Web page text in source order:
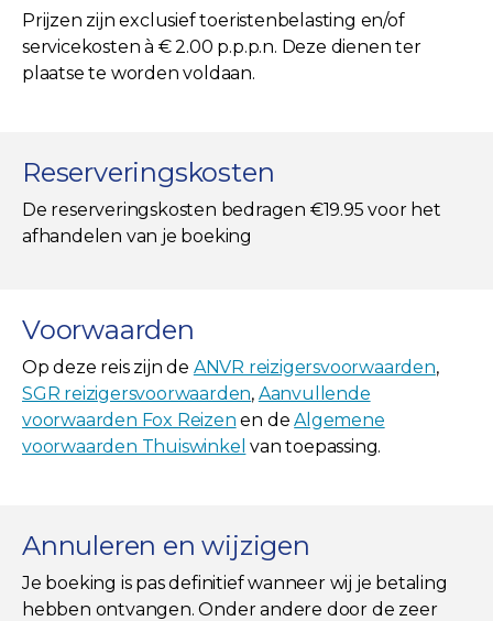
Prijzen zijn exclusief toeristenbelasting en/of
servicekosten à € 2.00 p.p.p.n. Deze dienen ter
plaatse te worden voldaan.
Reserveringskosten
De reserveringskosten bedragen €19.95 voor het
afhandelen van je boeking
Voorwaarden
Op deze reis zijn de ANVR reizigersvoorwaarden,
SGR reizigersvoorwaarden, Aanvullende
voorwaarden Fox Reizen en deAlgemene
voorwaarden Thuiswinkel van toepassing.
Annuleren en wijzigen
Je boeking is pas definitief wanneer wij je betaling
hebben ontvangen. Onder andere door de zeer